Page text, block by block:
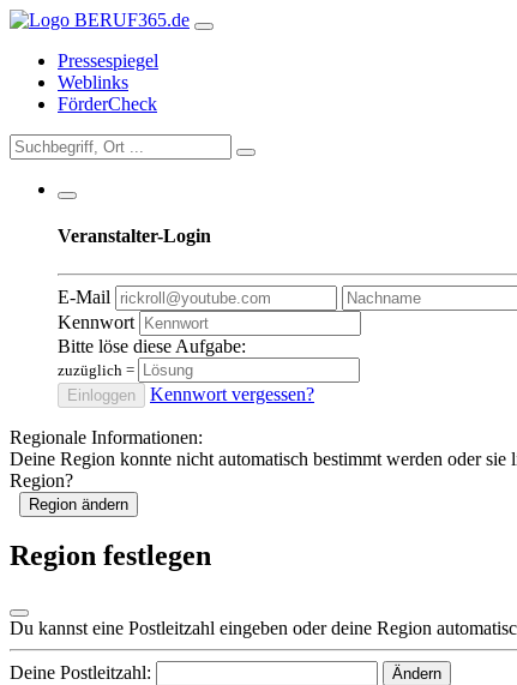
Pressespiegel
Weblinks
FörderCheck
Veranstalter-Login
E-Mail
Kennwort
Bitte löse diese Aufgabe:
zuzüglich =
Einloggen
Kennwort vergessen?
Regionale Informationen:
Deine Region konnte nicht automatisch bestimmt werden oder sie
Region?
Region ändern
Region festlegen
Du kannst eine Postleitzahl eingeben oder deine Region
Deine Postleitzahl: Ändern